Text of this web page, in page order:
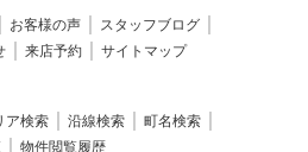
お客様の声
スタッフブログ
来店予約 サイトマップ
ア検索 沿線検索
町名検索
物件閲覧履歴